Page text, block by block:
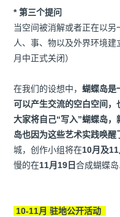
* 第三个提问
当空间被消解或者正在以
人、事、物以及外界环境
月中正式关闭）
在我们的设想中， 蝴蝶岛是
可以产生交流的空白空间
大家将自己“写入”蝴蝶岛
岛也因为这些艺术实践唤醒
城，创作小组将在10月及11
慢的在11月19日合成蝴蝶岛
10-11月 驻地公开活动